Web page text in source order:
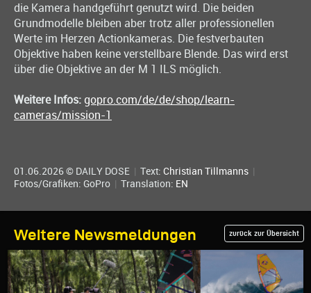
die Kamera handgeführt genutzt wird. Die beiden
Grundmodelle bleiben aber trotz aller professionellen
Werte im Herzen Actionkameras. Die festverbauten
Objektive haben keine verstellbare Blende. Das wird erst
über die Objektive an der M 1 ILS möglich.
Weitere Infos: gopro.com/de/de/shop/learn-
cameras/mission-1
01.06.2026 © DAILY DOSE | Text: Christian Tillmanns |
Fotos/Grafiken: GoPro | Translation: EN
Weitere Newsmeldungen zurück zur Übersicht